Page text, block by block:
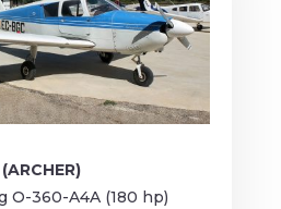
O-360-A4A (180 hp)